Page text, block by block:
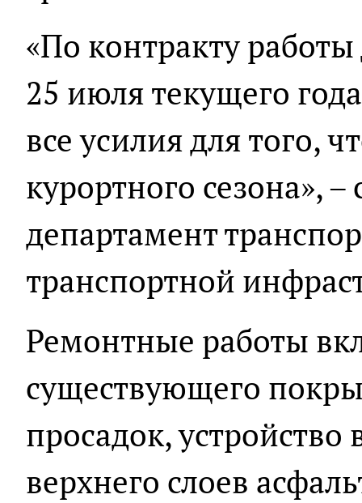
«По контракту
25 июля текущего
все усилия для того,
курортного сезона»,
департамент
транспортной
Ремонтные работы
существующего
просадок,
верхнего слоев